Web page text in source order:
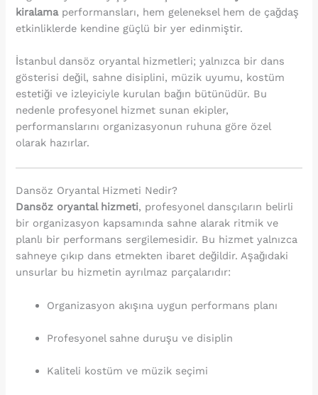
kiralamaperformansları, hem geleneksel hem de çağdaş
etkinliklerde kendine güçlü bir yer edinmiştir.
İstanbul dansöz oryantal hizmetleri; yalnızca bir dans
gösterisi değil, sahne disiplini, müzik uyumu, kostüm
estetiği ve izleyiciyle kurulan bağın bütünüdür. Bu
nedenle profesyonel hizmet sunan ekipler,
performanslarını organizasyonun ruhuna göre özel
olarak hazırlar.
Dansöz Oryantal Hizmeti Nedir?
Dansöz oryantal hizmeti, profesyonel dansçıların belirli
bir organizasyon kapsamında sahne alarak ritmik ve
planlı bir performans sergilemesidir. Bu hizmet yalnızca
sahneye çıkıp dans etmekten ibaret değildir. Aşağıdaki
unsurlar bu hizmetin ayrılmaz parçalarıdır:
Organizasyon akışına uygun performans planı
Profesyonel sahne duruşu ve disiplin
Kaliteli kostüm ve müzik seçimi